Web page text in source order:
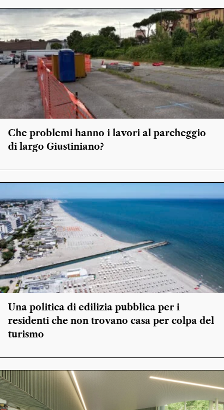
Che problemi hanno i lavori al parcheggio
di largo Giustiniano?
Una politica di edilizia pubblica per i
residenti che non trovano casa per colpa del
turismo